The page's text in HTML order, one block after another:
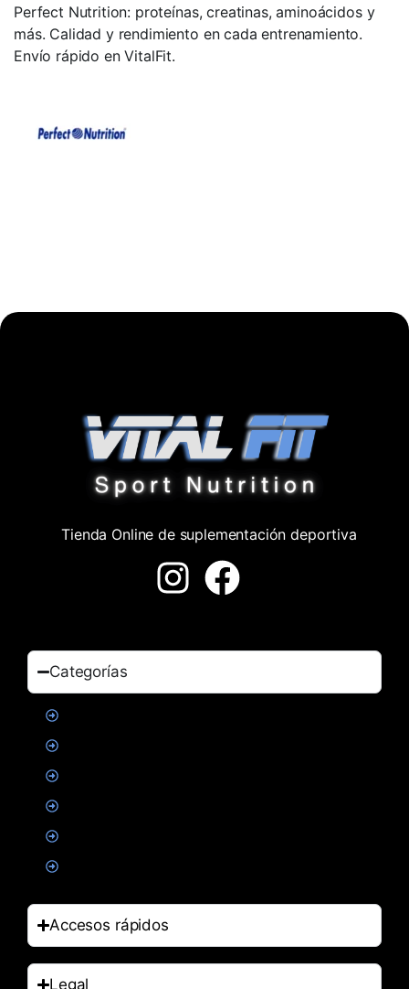
Perfect Nutrition: proteínas, creatinas, aminoácidos y
más. Calidad y rendimiento en cada entrenamiento.
Envío rápido en VitalFit.
Tienda Online de suplementación deportiva
Categorías
Accesos rápidos
Legal